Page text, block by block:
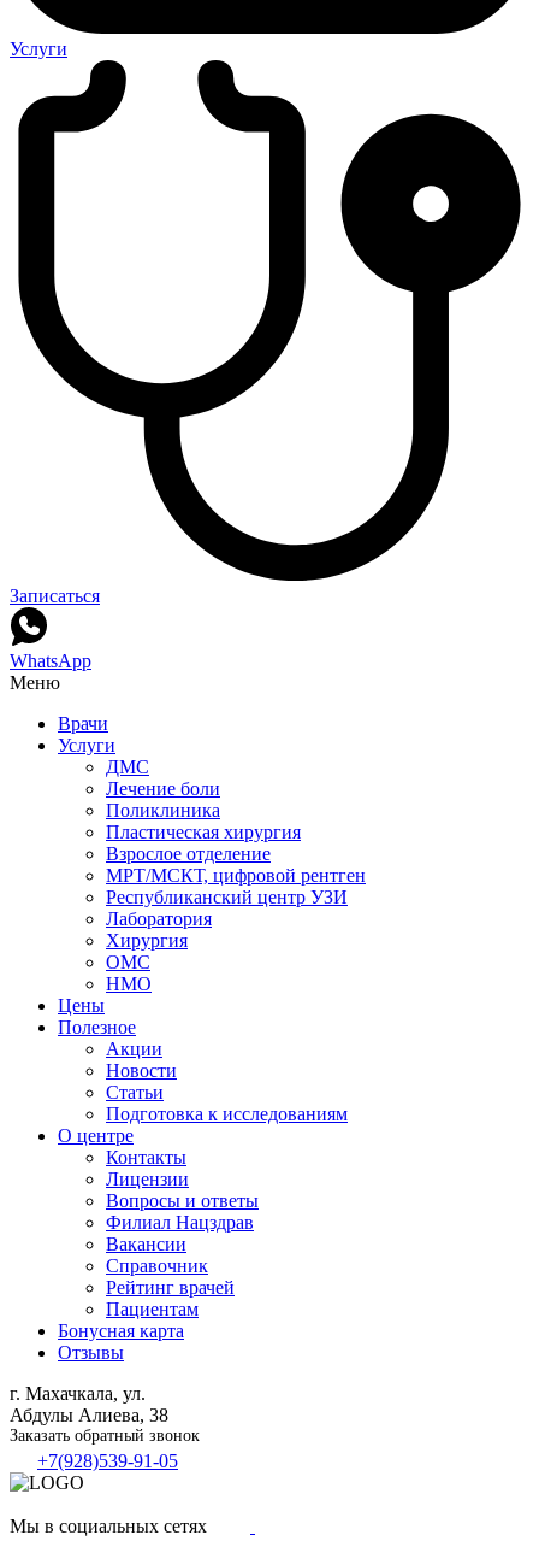
Услуги
Записаться
WhatsApp
Меню
Врачи
Услуги
ДМС
Лечение боли
Поликлиника
Пластическая хирургия
Взрослое отделение
МРТ/МСКТ, цифровой рентген
Республиканский центр УЗИ
Лаборатория
Хирургия
ОМС
НМО
Цены
Полезное
Акции
Новости
Статьи
Подготовка к исследованиям
О центре
Контакты
Лицензии
Вопросы и ответы
Филиал Нацздрав
Вакансии
Справочник
Рейтинг врачей
Пациентам
Бонусная карта
Отзывы
г. Махачкала, ул.
Абдулы Алиева, 38
Заказать обратный звонок
+7(928)539-91-05
Мы в социальных сетях